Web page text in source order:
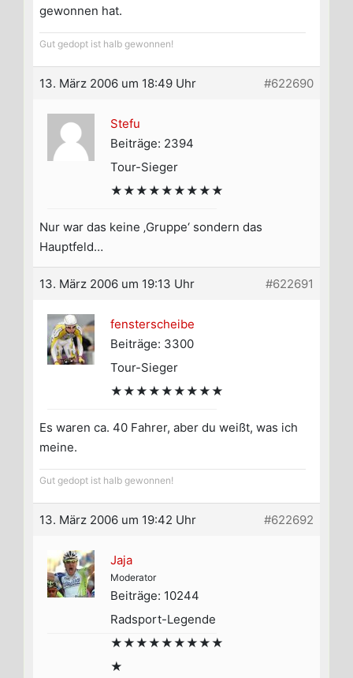
gewonnen hat.
Gut gedopt ist halb gewonnen!
13. März 2006 um 18:49 Uhr #622690
Stefu
Beiträge: 2394
Tour-Sieger
★★★★★★★★★
Nur war das keine ‚Gruppe‘ sondern das
Hauptfeld…
13. März 2006 um 19:13 Uhr #622691
fensterscheibe
Beiträge: 3300
Tour-Sieger
★★★★★★★★★
Es waren ca. 40 Fahrer, aber du weißt, was ich
meine.
Gut gedopt ist halb gewonnen!
13. März 2006 um 19:42 Uhr #622692
Jaja
Moderator
Beiträge: 10244
Radsport-Legende
★★★★★★★★★
★